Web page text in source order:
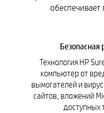
Безопасная
Технология HP
компьютер от
вымогателей и
сайтов, вложений
доступных